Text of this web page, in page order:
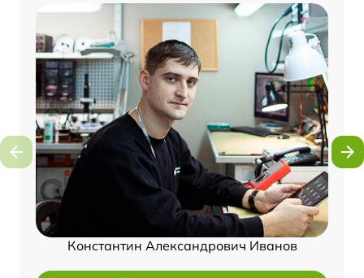
Константин Александрович Иванов